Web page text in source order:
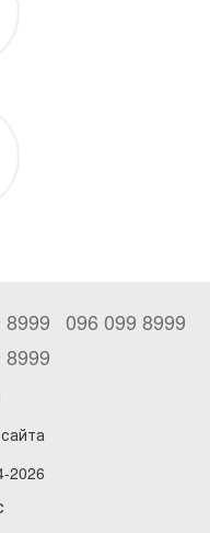
8999 096 099 8999
8999
2026